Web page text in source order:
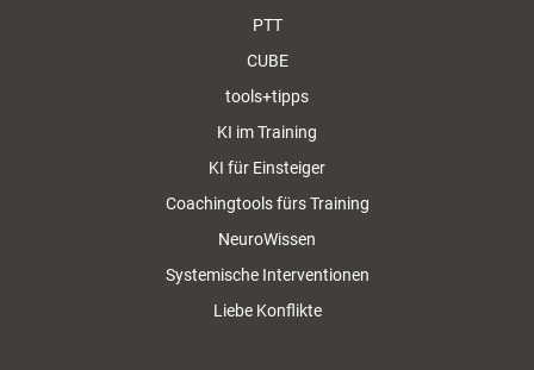
PTT
CUBE
tools+tipps
KI im Training
KI für Einsteiger
Coachingtools fürs Training
NeuroWissen
Systemische Interventionen
Liebe Konflikte